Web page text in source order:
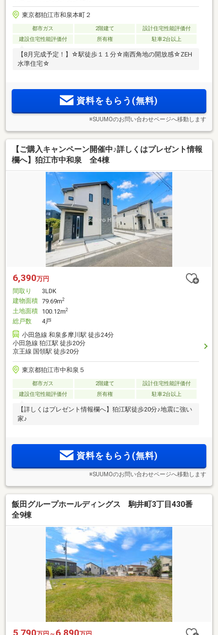
東京都狛江市和泉本町２
都市ガス 2階建て
設計住宅性能評価付
建設住宅性能評価付
所有権 駐車2台以上
【8月完成予定！】☆駅徒歩１１分☆南西角地の開放感☆ZEH
水準住宅☆
資料をもらう(無料)
※SUUMOのお問い合わせページへ移動します
【ご購入キャンペーン開催中♪詳しくはプレゼント情報
欄へ】狛江市中和泉 全4棟
6,390万円
間取り
3LDK
建物面積 79.69m2
土地面積 100.12m2
総戸数
4戸
小田急線 和泉多摩川駅 徒歩24分
小田急線 狛江駅 徒歩20分
京王線 国領駅 徒歩20分
東京都狛江市中和泉５
都市ガス 2階建て
設計住宅性能評価付
建設住宅性能評価付
所有権 駐車2台以上
【詳しくはプレゼント情報欄へ】狛江駅徒歩20分♪地震に強い
家♪
資料をもらう(無料)
※SUUMOのお問い合わせページへ移動します
飯田グループホールディングス 駒井町3丁目430番
全9棟